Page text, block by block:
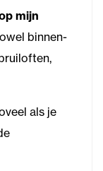
mijn
binnen-
als je